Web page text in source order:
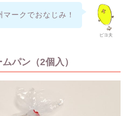
ピヨ夫
マークでおなじみ！
パン（2個入）